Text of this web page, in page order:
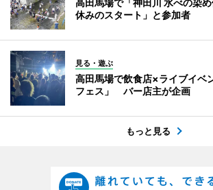
休みのスタート」と参加者
見る・遊ぶ
高田馬場で飲食店×ライブイベ
フェス」 バー店主が企画
もっと見る